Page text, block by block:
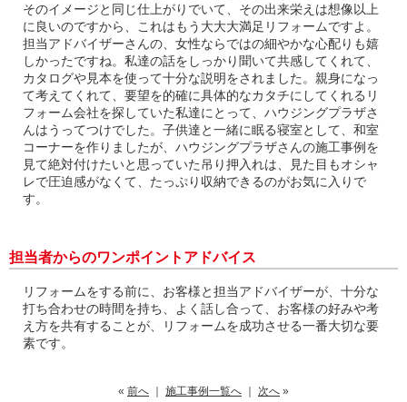
そのイメージと同じ仕上がりでいて、その出来栄えは想像以上
に良いのですから、これはもう大大大満足リフォームですよ。
担当アドバイザーさんの、女性ならではの細やかな心配りも嬉
しかったですね。私達の話をしっかり聞いて共感してくれて、
カタログや見本を使って十分な説明をされました。親身になっ
て考えてくれて、要望を的確に具体的なカタチにしてくれるリ
フォーム会社を探していた私達にとって、ハウジングプラザさ
んはうってつけでした。子供達と一緒に眠る寝室として、和室
コーナーを作りましたが、ハウジングプラザさんの施工事例を
見て絶対付けたいと思っていた吊り押入れは、見た目もオシャ
レで圧迫感がなくて、たっぷり収納できるのがお気に入りで
す。
担当者からのワンポイントアドバイス
リフォームをする前に、お客様と担当アドバイザーが、十分な
打ち合わせの時間を持ち、よく話し合って、お客様の好みや考
え方を共有することが、リフォームを成功させる一番大切な要
素です。
« 前へ 施工事例一覧へ 次へ »